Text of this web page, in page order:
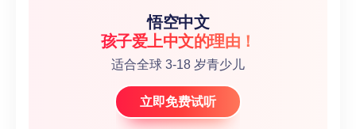
悟空中文
孩子爱上中文的理由！
适合全球 3-18 岁青少儿
立即免费试听